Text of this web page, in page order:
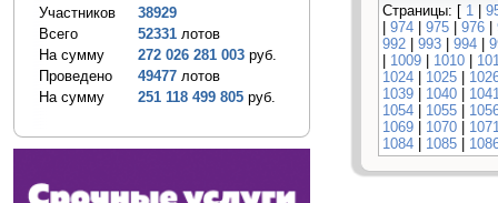
Участников
38929
Всего
52331 лотов
На сумму
272 026 281 003 руб.
Проведено
49477 лотов
На сумму
251 118 499 805 руб.
Страницы: [ 1 |
| 974 | 975 | 976 |
992 | 993 | 994 |
| 1009 | 1010 |
1024 | 1025 |
1039 | 1040 |
1054 | 1055 |
1069 | 1070 |
1084 | 1085 |